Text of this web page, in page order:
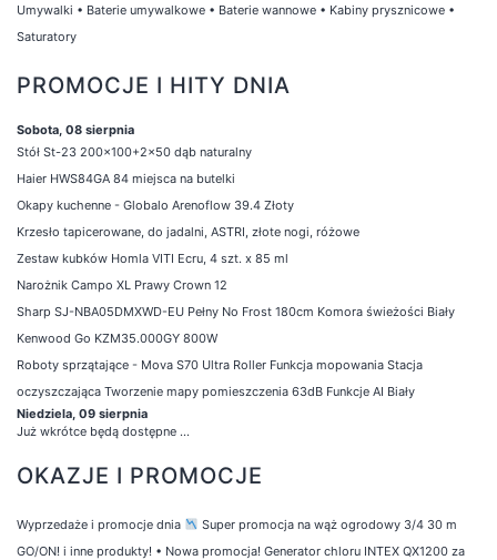
Umywalki • Baterie umywalkowe • Baterie wannowe • Kabiny prysznicowe •
Saturatory
PROMOCJE I HITY DNIA
Sobota, 08 sierpnia
Stół St-23 200x100+2x50 dąb naturalny
Haier HWS84GA 84 miejsca na butelki
Okapy kuchenne - Globalo Arenoflow 39.4 Złoty
Krzesło tapicerowane, do jadalni, ASTRI, złote nogi, różowe
Zestaw kubków Homla VITI Ecru, 4 szt. x 85 ml
Narożnik Campo XL Prawy Crown 12
Sharp SJ-NBA05DMXWD-EU Pełny No Frost 180cm Komora świeżości Biały
Kenwood Go KZM35.000GY 800W
Roboty sprzątające - Mova S70 Ultra Roller Funkcja mopowania Stacja
oczyszczająca Tworzenie mapy pomieszczenia 63dB Funkcje AI Biały
Niedziela, 09 sierpnia
Już wkrótce będą dostępne ...
OKAZJE I PROMOCJE
Wyprzedaże i promocje dnia
Super promocja na wąż ogrodowy 3/4 30 m
GO/ON! i inne produkty! • Nowa promocja! Generator chloru INTEX QX1200 za